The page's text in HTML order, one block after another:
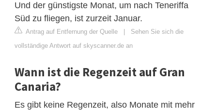
Und der günstigste Monat, um nach Teneriffa
Süd zu fliegen, ist zurzeit Januar.
Antrag auf Entfernung der Quelle | Sehen Sie sich die
vollständige Antwort auf skyscanner.de an
Wann ist die Regenzeit auf Gran
Canaria?
Es gibt keine Regenzeit, also Monate mit mehr